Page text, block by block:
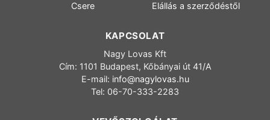
Csere
Elállás a szerződéstől
KAPCSOLAT
Nagy Lovas Kft
Cím: 1101 Budapest, Kőbányai út 41/A
E-mail: info@nagylovas.hu
Tel: 06-70-333-2283